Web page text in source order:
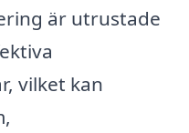
är utrustade
vilket kan